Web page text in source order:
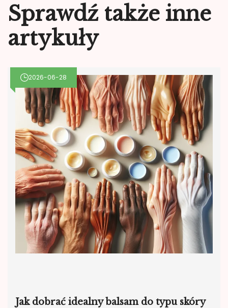
Sprawdź także inne
artykuły
2026-06-28
Jak dobrać idealny balsam do typu skóry